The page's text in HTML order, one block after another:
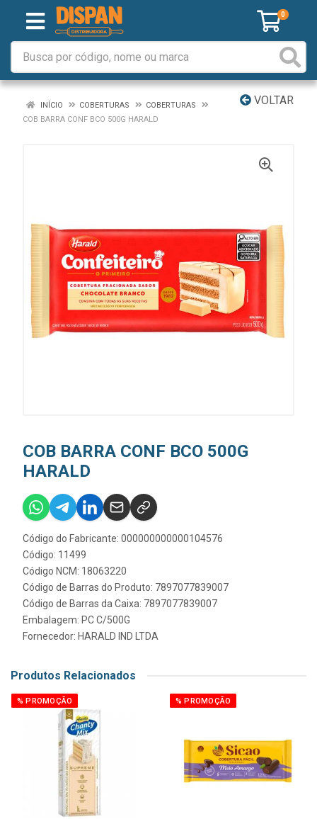
0
VOLTAR
INÍCIO COBERTURAS
COBERTURAS
COB BARRA CONF BCO 500G HARALD
COB BARRA CONF BCO 500G
HARALD
Código do Fabricante: 000000000000104576
Código: 11499
Código NCM: 18063220
Código de Barras do Produto: 7897077839007
Código de Barras da Caixa: 7897077839007
Embalagem: PC C/500G
Fornecedor: HARALD IND LTDA
Produtos Relacionados
% PROMOÇÃO % PROMOÇÃO